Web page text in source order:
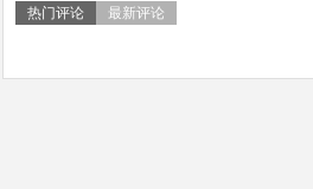
热门评论 最新评论